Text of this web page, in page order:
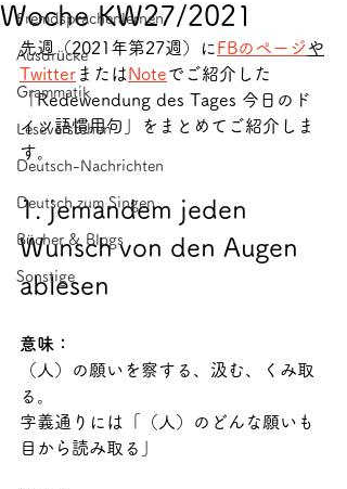
Fremdsprachenlernen
Ausdrücke
Grammatik
Leseverstehen
Deutsch-Nachrichten
Deutsch zum Singen
Bücher & Blogs
Sonstige
Woche KW27/2021
先週（2021年第27週）に FBのページ や
Twitter またはNoteでご紹介した
「Redewendung des Tages 今日のド
イツ語慣用句」をまとめてご紹介しま
す。
1. jemandem jeden
Wunsch von den Augen
ablesen
意味：
（人）の願いを察する、汲む、くみ取
る。
字義通りには「（人）のどんな願いも
目から読み取る」